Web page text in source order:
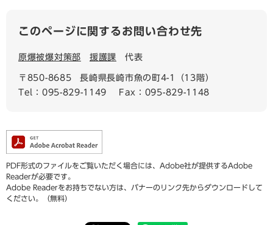
このページに関するお問い合わせ先
原爆被爆対策部 援護課 代表
〒850-8685
長崎県長崎市魚の町4-1（13階）
Tel：095-829-1149
Fax：095-829-1148
PDF形式のファイルをご覧いただく場合には、Adobe社が提供するAdobe
Readerが必要です。
Adobe Readerをお持ちでない方は、バナーのリンク先からダウンロードして
ください。（無料）